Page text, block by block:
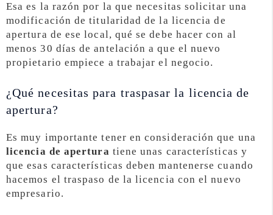
Esa es la razón por la que necesitas solicitar una
modificación de titularidad de la licencia de
apertura de ese local, qué se debe hacer con al
menos 30 días de antelación a que el nuevo
propietario empiece a trabajar el negocio.
¿Qué necesitas para traspasar la licencia de
apertura?
Es muy importante tener en consideración que una
licencia de apertura tiene unas características y
que esas características deben mantenerse cuando
hacemos el traspaso de la licencia con el nuevo
empresario.